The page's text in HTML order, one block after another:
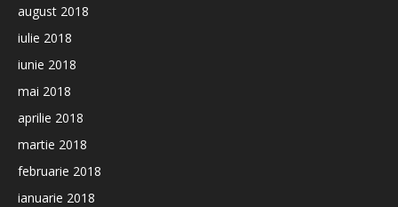
august 2018
iulie 2018
iunie 2018
mai 2018
aprilie 2018
martie 2018
februarie 2018
ianuarie 2018